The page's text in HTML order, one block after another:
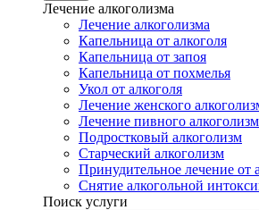
Лечение алкоголизма
Лечение алкоголизма
Капельница от алкоголя
Капельница от запоя
Капельница от похмелья
Укол от алкоголя
Лечение женского
Лечение пивного
Подростковый алкоголизм
Старческий алкоголизм
Принудительное лечение от
Снятие алкогольной
Поиск услуги